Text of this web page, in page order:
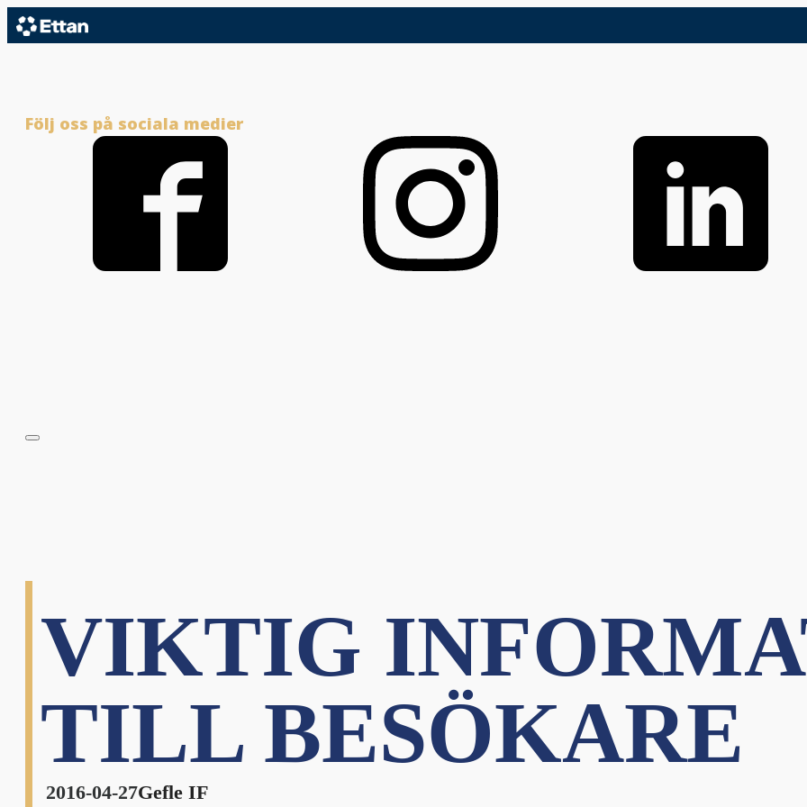
Följ oss på sociala medier
VIKTIG
TILL BESÖKARE
2016-04-27Gefle IF